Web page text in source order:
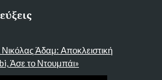
Άδαμ: Αποκλειστική
Άσε το Ντουμπάι»